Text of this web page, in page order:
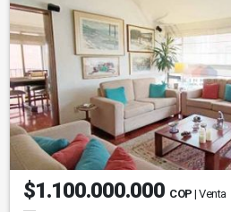
$1.100.000.000 COP | Venta